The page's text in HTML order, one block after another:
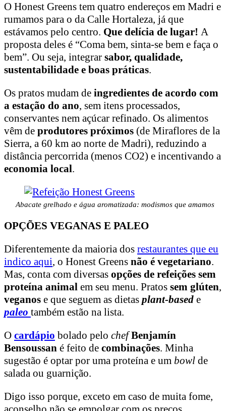
O Honest Greens tem quatro endereços em Madri e
rumamos para o da Calle Hortaleza, já que
estávamos pelo centro. Que delícia de lugar! A
proposta deles é “Coma bem, sinta-se bem e faça o
bem”. Ou seja, integrar sabor, qualidade,
sustentabilidade e boas práticas.
Os pratos mudam de ingredientes de acordo com
a estação do ano, sem itens processados,
conservantes nem açúcar refinado. Os alimentos
vêm de produtores próximos (de Miraflores de la
Sierra, a 60 km ao norte de Madri), reduzindo a
distância percorrida (menos CO2) e incentivando a
economia local.
Abacate grelhado e água aromatizada: modismos que amamos
OPÇÕES VEGANAS E PALEO
Diferentemente da maioria dos restaurantes que eu
indico aqui, o Honest Greens não é vegetariano.
Mas, conta com diversas opções de refeições sem
proteína animal em seu menu. Pratos sem glúten,
veganos e que seguem as dietas plant-based e
paleo também estão na lista.
O cardápio bolado pelo chefBenjamín
Bensoussan é feito de combinações. Minha
sugestão é optar por uma proteína e um bowl de
salada ou guarnição.
Digo isso porque, exceto em caso de muita fome,